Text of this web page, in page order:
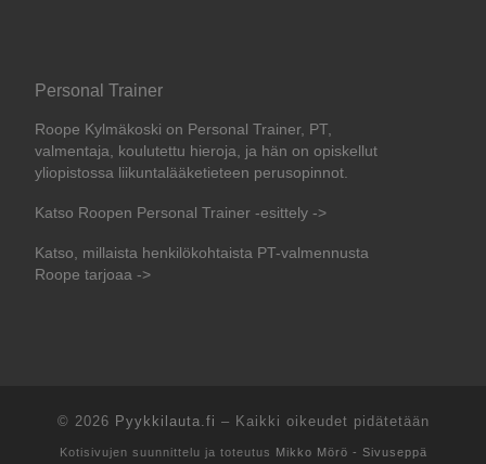
Personal Trainer
Roope Kylmäkoski on Personal Trainer, PT,
valmentaja, koulutettu hieroja, ja hän on opiskellut
yliopistossa liikuntalääketieteen perusopinnot.
Katso Roopen Personal Trainer -esittely ->
Katso, millaista henkilökohtaista PT-valmennusta
Roope tarjoaa ->
© 2026 Pyykkilauta.fi – Kaikki oikeudet pidätetään
Kotisivujen suunnittelu ja toteutus Mikko Mörö - Sivuseppä